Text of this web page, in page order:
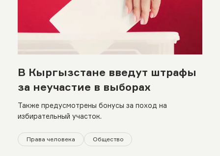
В Кыргызстане введут штрафы
за неучастие в выборах
Также предусмотрены бонусы за поход на
избирательный участок.
Права человека Общество